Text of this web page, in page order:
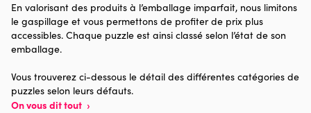
Provenance
Dimensions
En valorisant des produits à l’emballage imparfait, nous limitons
le gaspillage et vous permettons de profiter de prix plus
accessibles. Chaque puzzle est ainsi classé selon l’état de son
emballage.
Vous trouverez ci-dessous le détail des différentes catégories de
puzzles selon leurs défauts.
On vous dit tout ›